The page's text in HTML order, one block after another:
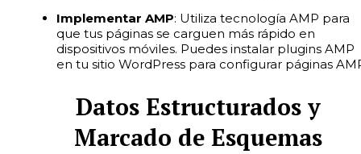
Implementar AMP: Utiliza tecnología AMP para
que tus páginas se carguen más rápido en
dispositivos móviles. Puedes instalar plugins AMP
en tu sitio WordPress para configurar páginas
Datos Estructurados y
Marcado de Esquemas